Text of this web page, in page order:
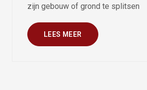
zijn gebouw of grond te splitsen
LEES MEER